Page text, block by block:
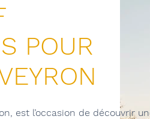
POUR
est l’occasion de découvrir